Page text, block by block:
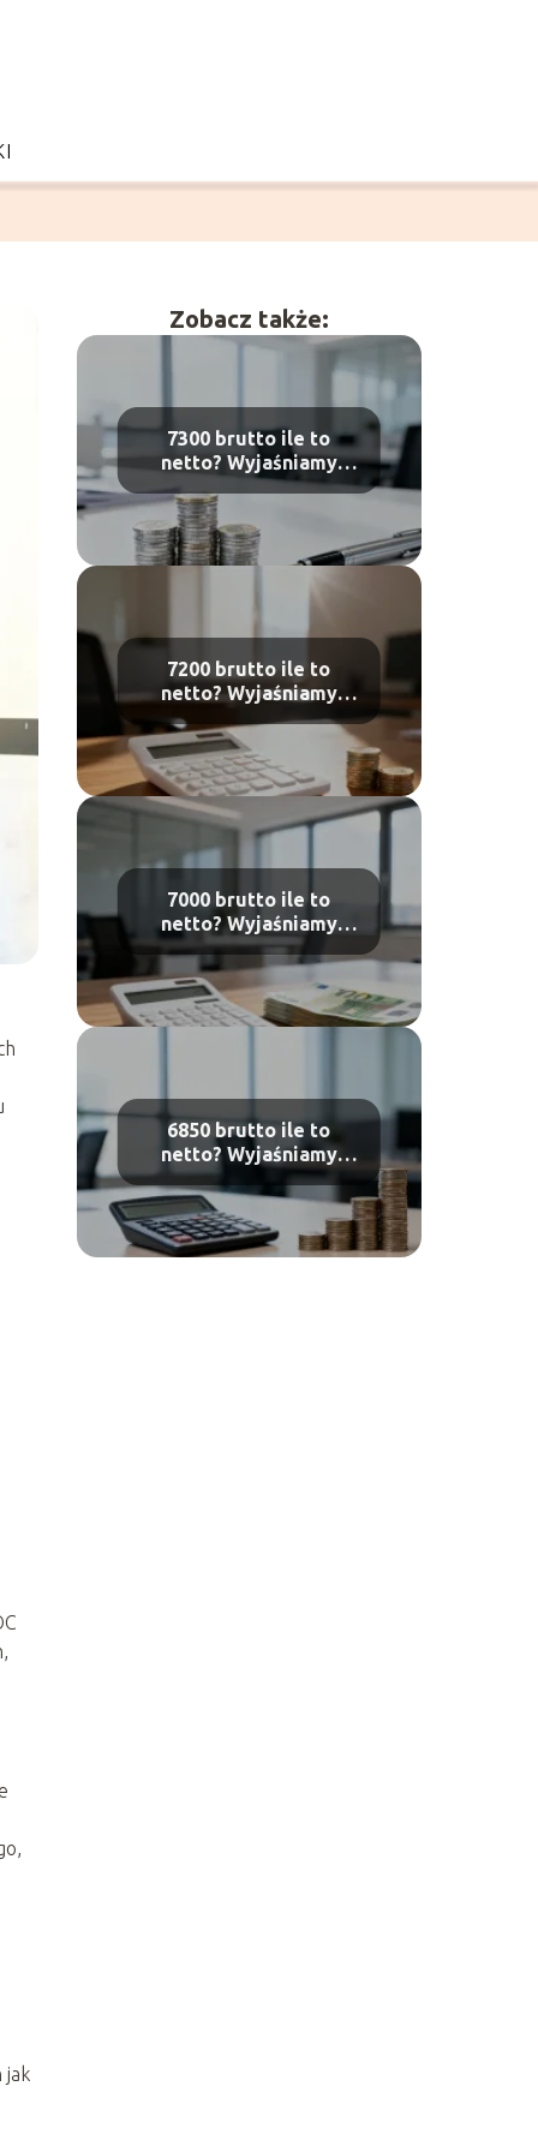
jak
Zobacz także:
7300 brutto ile to
netto? Wyjaśniamy
wyliczenia pensji
7200 brutto ile to
netto? Wyjaśniamy
obliczenia płacy
7000 brutto ile to
netto? Wyjaśniamy
obliczenia płacy
6850 brutto ile to
netto? Wyjaśniamy
obliczenia płacy